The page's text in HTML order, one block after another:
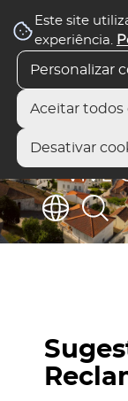
Este site
experiência.
Personalizar
Aceitar todos
Desativar